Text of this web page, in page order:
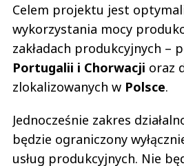
Celem projektu jest
wykorzystania mocy
zakładach produkcyjnych –
Portugalii i Chorwacji oraz
zlokalizowanych w Polsce.
Jednocześnie zakres
będzie ograniczony
usług produkcyjnych. Nie